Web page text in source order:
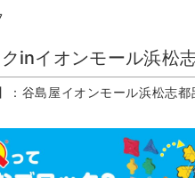
inイオンモール浜
】：谷島屋イオンモール浜松志